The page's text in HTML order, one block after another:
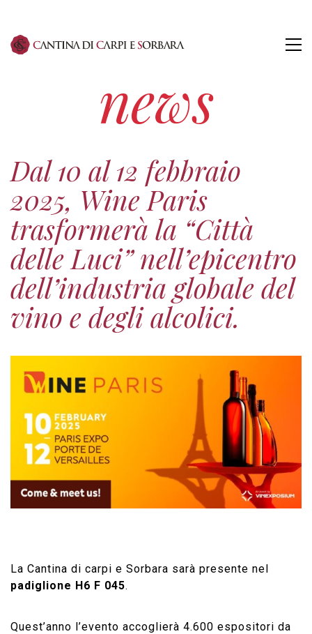
news
Dal 10 al 12 febbraio
2025, Wine Paris
trasformerà la “Città
delle Luci” nell’epicentro
dell’industria globale del
vino e degli alcolici.
La Cantina di carpi e Sorbara sarà presente nel
padiglione H6 F 045.
Quest’anno l’evento accoglierà 4.600 espositori da